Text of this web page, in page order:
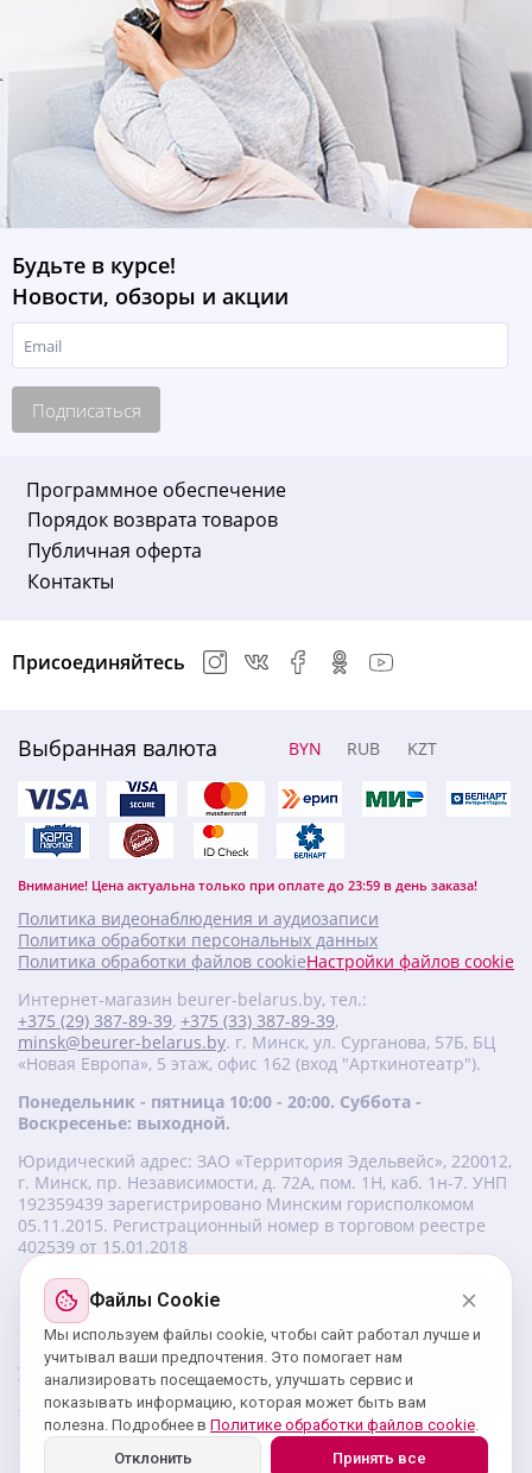
Будьте в курсе!
Новости, обзоры и акции
Подписаться
Программное обеспечение
Порядок возврата товаров
Публичная оферта
Контакты
Выбранная валюта BYN RUB KZT
Внимание! Цена актуальна только при оплате до 23:59 в день заказа!
Присоединяйтесь
Политика видеонаблюдения и аудиозаписи
Политика обработки персональных данных
Политика обработки файлов cookieНастройки файлов cookie
Интернет-магазин beurer-belarus.by, тел.:
+375 (29) 387-89-39, +375 (33) 387-89-39,
minsk@beurer-belarus.by. г. Минск, ул. Сурганова, 57Б, БЦ
«Новая Европа», 5 этаж, офис 162 (вход "Арткинотеатр").
Понедельник - пятница 10:00 - 20:00. Суббота -
Воскресенье: выходной.
Юридический адрес: ЗАО «Территория Эдельвейс», 220012,
г. Минск, пр. Независимости, д. 72А, пом. 1Н, каб. 1н-7. УНП
‎192359439 зарегистрировано Минским горисполкомом
05.11.2015. Регистрационный номер в торговом реестре
402539 от 15.01.2018
Изготовитель beurer: Бойрер Гмбх, Софлингер штрассе 218,
89077-УЛМ, Германия.
Импортер: ЗАО «Территория Эдельвейс», 220056, г. Минск,
ул. 50 лет Победы, д. 8, пом. 56.
Сервисный центр: г. Минск, ул. Сурганова, 57Б, офис 162,
тел.: +375 29 180 89 39;service@beurer-belarus.by
Файлы Cookie
Мы используем файлы cookie, чтобы сайт работал лучше и
учитывал ваши предпочтения. Это помогает нам
анализировать посещаемость, улучшать сервис и
показывать информацию, которая может быть вам
полезна. Подробнее в Политике обработки файлов cookie.
Отклонить
Принять все